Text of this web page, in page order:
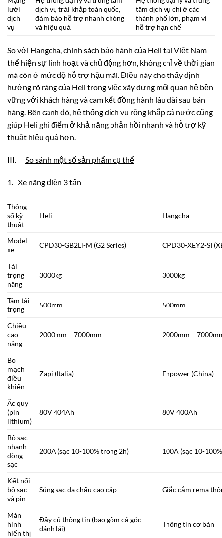
lưới
dịch
vụ
dịch vụ trải khắp toàn quốc,
đảm bảo hỗ trợ nhanh chóng
và hiệu quả
tâm dịch vụ chỉ ở các
thành phố lớn, phạm vi
hỗ trợ hạn chế
So với Hangcha, chính sách bảo hành của Heli tại Việt Nam
thể hiện sự linh hoạt và chủ động hơn, không chỉ về thời gian
mà còn ở mức độ hỗ trợ hậu mãi. Điều này cho thấy định
hướng rõ ràng của Heli trong việc xây dựng mối quan hệ bền
vững với khách hàng và cam kết đồng hành lâu dài sau bán
hàng. Bên cạnh đó, hệ thống dịch vụ rộng khắp cả nước cũng
giúp Heli ghi điểm ở khả năng phản hồi nhanh và hỗ trợ kỹ
thuật hiệu quả hơn.
III. So sánh một số sản phẩm cụ thể
1. Xe nâng điện 3 tấn
Thông
số kỹ
thuật
Heli Hangcha
Model
xe
CPD30-GB2Li-M (G2 Series) CPD30-XEY2-SI
Tải
trọng
nâng
3000kg 3000kg
Tâm tải
trọng
500mm 500mm
Chiều
cao
nâng
2000mm – 7000mm 2000mm –
Bo
mạch
điều
khiển
Zapi (Italia) Enpower (China)
Ắc quy
(pin
lithium)
80V 404Ah 80V 400Ah
Bộ sạc
nhanh
dòng
sạc
200A (sạc 10-100% trong 2h) 100A (sạc 10-
Kết nối
bộ sạc
và pin
Súng sạc đa chấu cao cấp Giắc cắm rema
Màn
hình
hiển thị
Đầy đủ thông tin (bao gồm cả góc
đánh lái)
Thông tin cơ bản